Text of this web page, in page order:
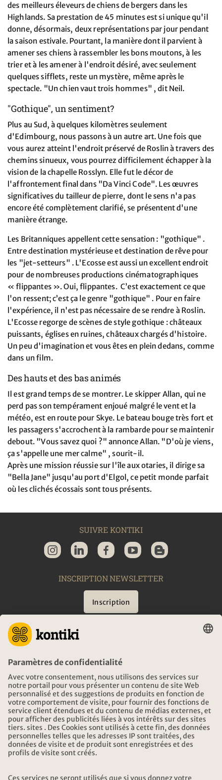
des meilleurs éleveurs de chiens de bergers dans les
Highlands. Sa prestation de 45 minutes est si unique qu'il
donne, désormais, deux représentations par jour pendant
la saison estivale. Pourtant, la manière dont il parvient à
amener ses chiens à rassembler les bons moutons, à les
trier et à les amener à l'endroit désiré, avec seulement
quelques sifflets, reste un mystère, même après le
spectacle. "Un chien vaut trois hommes" , dit Neil.
"Gothique", un sentiment?
Plus au Sud, à quelques kilomètres seulement
d'Edimbourg, nous passons à un autre art. Une fois que
vous aurez atteint l'endroit préservé de Roslin à travers des
chemins sinueux, vous pourrez difficilement échapper à la
vision de la chapelle Rosslyn. Elle fut le décor de
l'affrontement final dans "Da Vinci Code". Les œuvres
significatives du tailleur de pierre, dont le sens n'a pas
encore été complètement clarifié, se présentent d'une
manière étrange.
Les Britanniques appellent cette sensation : "gothique" .
Entre destination mystérieuse et destination de rêve pour
les "jet-setteurs" . L'Ecosse est aussi un excellent endroit
pour de nombreuses productions cinématographiques
« flippantes ». Oui, flippantes. C’est exactement ce que
l'on ressent; c’est ça le genre "gothique" . Pour en faire
l'expérience, il n'est pas nécessaire de se rendre à Roslin.
L'Ecosse regorge de scènes de style gothique : châteaux
puissants, églises en ruines, châteaux chargés d'histoire.
Un peu d'imagination et vous êtes en plein dedans, comme
dans un film.
Des hauts et des bas animés
Il est grand temps de se montrer. Le skipper Allan, qui ne
perd pas son tempérament enjoué malgré le vent et la
météo, est en route pour Skye. Le bateau bouge très fort et
les passagers s'accrochent à la rambarde pour se maintenir
debout. "Vous savez quoi ?" annonce Allan. "D'où je viens,
ça s'appelle une mer calme" , sourit-il.
Après une mission réussie sur l'île aux otaries, il dirige sa
"Bella Jane" jusqu'au port d'Elgol, ce petit monde parfait
où les clichés écossais sont tous présents.
SUIVRE KONTIKI
INSCRIPTION NEWSLETTER
Inscription
CONSEIL
URGENCES EN VOYAGE
HEURES D'OUVERTURE KONTIKI VOYAGES
TÉLÉCHARGEMENT ET LIENS
ADRESSE
AU SUJET DE KONTIKI